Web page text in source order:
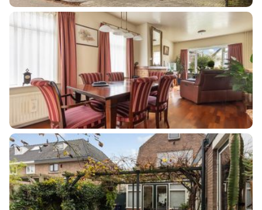
Aantal woonlagen 4
Energielabel E
Verwarming Cv ketel
Warm water Cv ketel
Cv-ketel
Intergas HRE (gas gestookt
combiketel uit 2024,
eigendom)